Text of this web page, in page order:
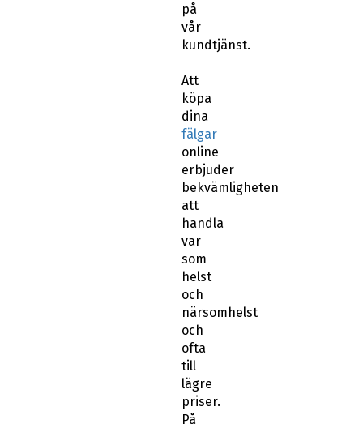
på
vår
kundtjänst.
Att
köpa
dina
fälgar
online
erbjuder
bekvämligheten
att
handla
var
som
helst
och
närsomhelst
och
ofta
till
lägre
priser.
På